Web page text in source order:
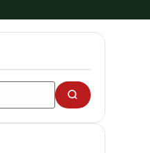
Cauta